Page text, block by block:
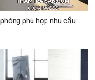
phù hợp nhu cầu